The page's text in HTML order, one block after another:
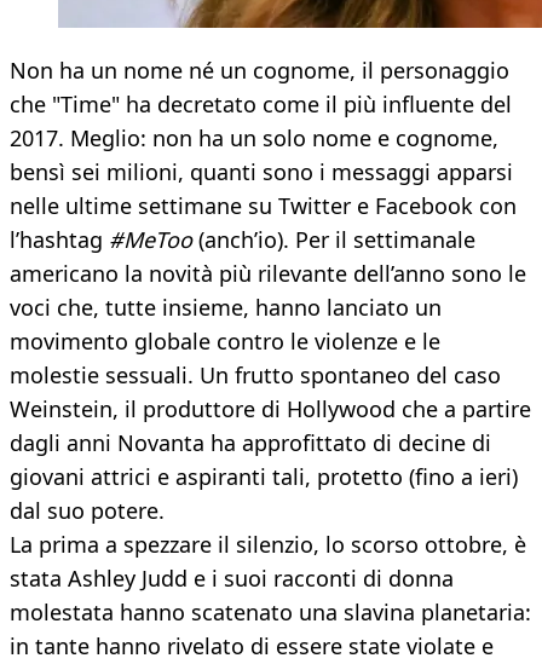
Non ha un nome né un cognome, il personaggio
che "Time" ha decretato come il più influente del
2017. Meglio: non ha un solo nome e cognome,
bensì sei milioni, quanti sono i messaggi apparsi
nelle ultime settimane su Twitter e Facebook con
l’hashtag #MeToo(anch’io). Per il settimanale
americano la novità più rilevante dell’anno sono le
voci che, tutte insieme, hanno lanciato un
movimento globale contro le violenze e le
molestie sessuali. Un frutto spontaneo del caso
Weinstein, il produttore di Hollywood che a partire
dagli anni Novanta ha approfittato di decine di
giovani attrici e aspiranti tali, protetto (fino a ieri)
dal suo potere.
La prima a spezzare il silenzio, lo scorso ottobre, è
stata Ashley Judd e i suoi racconti di donna
molestata hanno scatenato una slavina planetaria:
in tante hanno rivelato di essere state violate e